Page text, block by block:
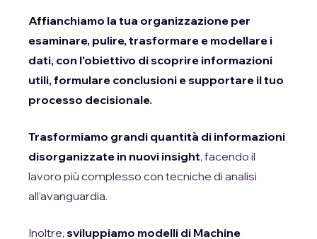
Affianchiamo la tua organizzazione per
esaminare, pulire, trasformare e modellare i
dati, con l'obiettivo di scoprire informazioni
utili, formulare conclusioni e supportare il tuo
processo decisionale.
Trasformiamo grandi quantità di informazioni
disorganizzate in nuovi insight, facendo il
lavoro più complesso con tecniche di analisi
all'avanguardia.
Inoltre, sviluppiamo modelli di Machine